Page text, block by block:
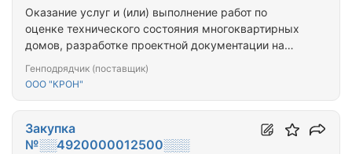
Оказание услуг и (или) выполнение работ по
оценке технического состояния многоквартирных
домов, разработке проектной документации на
имущества многоквартирных домов,
многоквартирных домов (ПРОЕКТ+СМР)
(Мурманская область_10МКД)
Генподрядчик (поставщик)
ООО "КРОН"
Закупка
№░░4920000012500░░░